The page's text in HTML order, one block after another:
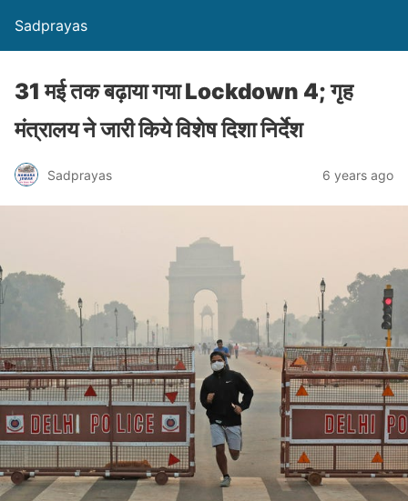
Sadprayas
31 मई तक बढ़ाया गया Lockdown 4; गृह
मंत्रालय ने जारी किये विशेष दिशा निर्देश
Sadprayas 6 years ago